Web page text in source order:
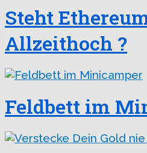
Steht
Allzeithoch ?
Feldbett im